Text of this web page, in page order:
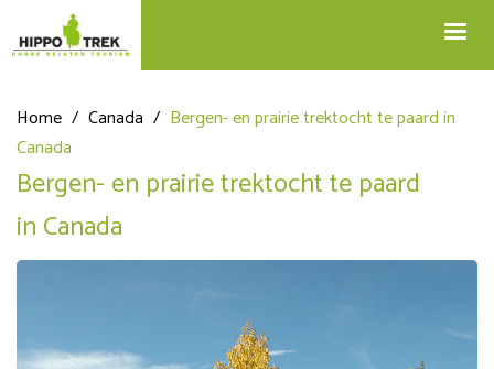
Home / Canada / Bergen- en prairie trektocht te paard in
Canada
Bergen- en prairie trektocht te paard
in Canada